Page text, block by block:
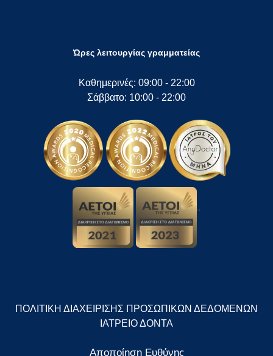
Ώρες λειτουργίας γραμματείας
Καθημερινές: 09:00 - 22:00
Σάββατο: 10:00 - 22:00
"
ΠΟΛΙΤΙΚΗ ΔΙΑΧΕΙΡΙΣΗΣ ΠΡΟΣΩΠΙΚΩΝ ΔΕΔΟΜΕΝΩΝ
ΙΑΤΡΕΙΟ ΔΟΝΤΑ
Αποποίηση Ευθύνης